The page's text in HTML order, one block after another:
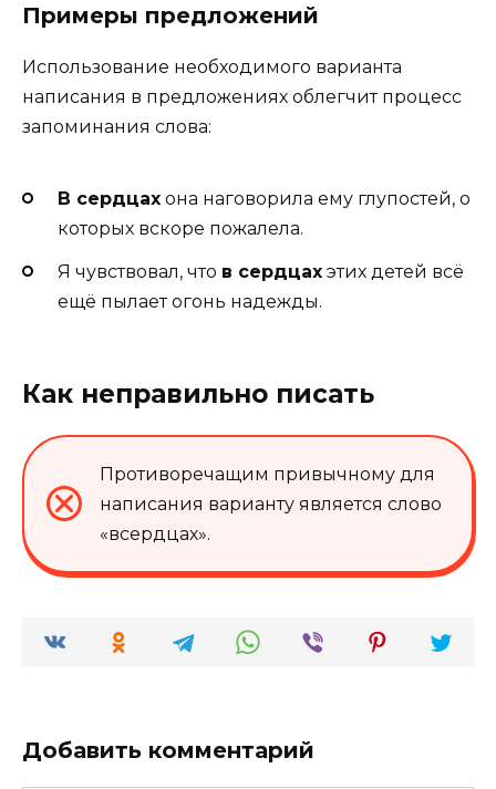
Примеры предложений
Использование необходимого варианта
написания в предложениях облегчит процесс
запоминания слова:
В сердцах она наговорила ему глупостей, о
которых вскоре пожалела.
Я чувствовал, что в сердцах этих детей всё
ещё пылает огонь надежды.
Как неправильно писать
Противоречащим привычному для
написания варианту является слово
«всердцах».
Добавить комментарий